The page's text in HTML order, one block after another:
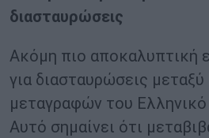
διασταυρώσεις
Ακόμη πιο αποκαλυπτική
για διασταυρώσεις
μεταγραφών του
Αυτό σημαίνει ότι